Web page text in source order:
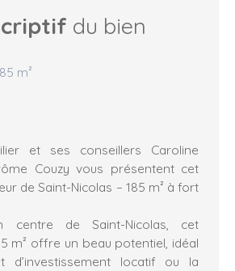
du bien
m²
et ses conseillers Caroline
Couzy vous présentent cet
de Saint-Nicolas – 185 m² à fort
centre de Saint-Nicolas, cet
m² offre un beau potentiel, idéal
d’investissement locatif ou la